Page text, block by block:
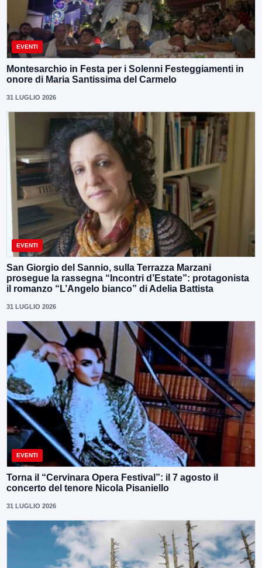
EVENTI
Montesarchio in Festa per i Solenni Festeggiamenti in
onore di Maria Santissima del Carmelo
31 LUGLIO 2026
EVENTI
San Giorgio del Sannio, sulla Terrazza Marzani
prosegue la rassegna “Incontri d’Estate”: protagonista
il romanzo “L’Angelo bianco” di Adelia Battista
31 LUGLIO 2026
EVENTI
Torna il “Cervinara Opera Festival”: il 7 agosto il
concerto del tenore Nicola Pisaniello
31 LUGLIO 2026